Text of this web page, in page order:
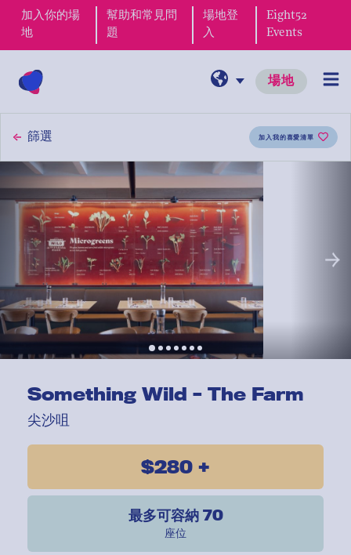
加入你的場
地
幫助和常見問
題
場地登
入
Eight52
Events
場地
篩選 加入我的喜愛清單
Something Wild – The Farm
尖沙咀
$280 +
最多可容納 70
座位